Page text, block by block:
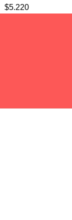
$5.220